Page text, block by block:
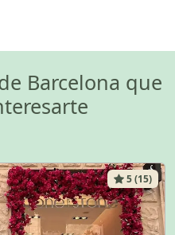
Barcelona que
5 (15)